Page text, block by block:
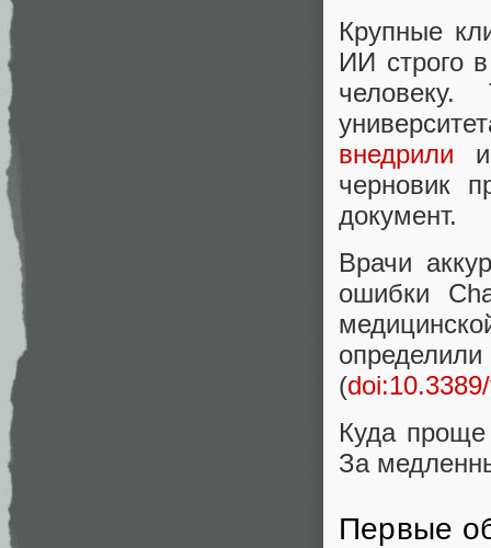
Крупные
ИИ строго
внедрили
черновик
документ.
Врачи
ошибки
(
Куда
За
Первые